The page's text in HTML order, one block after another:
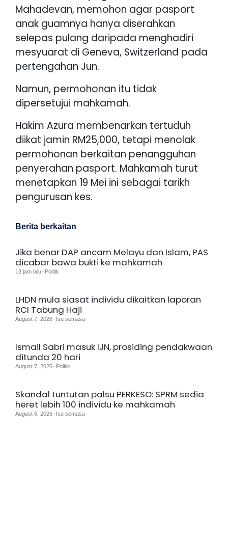
Mahadevan, memohon agar pasport
anak guamnya hanya diserahkan
selepas pulang daripada menghadiri
mesyuarat di Geneva, Switzerland pada
pertengahan Jun.
Namun, permohonan itu tidak
dipersetujui mahkamah.
Hakim Azura membenarkan tertuduh
diikat jamin RM25,000, tetapi menolak
permohonan berkaitan penangguhan
penyerahan pasport. Mahkamah turut
menetapkan 19 Mei ini sebagai tarikh
pengurusan kes.
Berita berkaitan
Jika benar DAP ancam Melayu dan Islam, PAS
dicabar bawa bukti ke mahkamah
18 jam lalu· Politik
LHDN mula siasat individu dikaitkan laporan
RCI Tabung Haji
August 7, 2026· Isu semasa
Ismail Sabri masuk IJN, prosiding pendakwaan
ditunda 20 hari
August 7, 2026· Politik
Skandal tuntutan palsu PERKESO: SPRM sedia
heret lebih 100 individu ke mahkamah
August 6, 2026· Isu semasa